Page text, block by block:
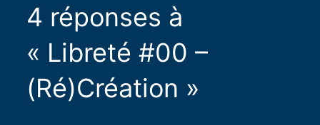
4 réponses à
« Libreté #00 –
(Ré)Création »